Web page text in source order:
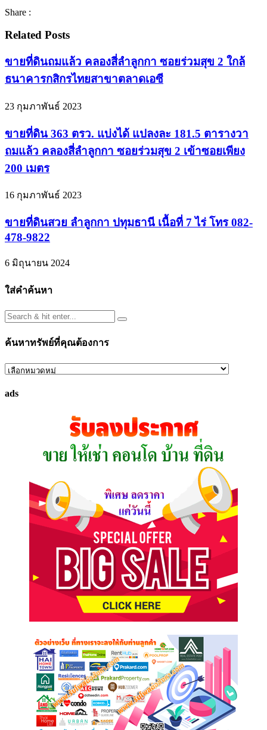
Share :
Related Posts
ขายที่ดินถมแล้ว คลองสี่ลำลูกกา ซอยร่วมสุข 2 ใกล้
ธนาคารกสิกรไทยสาขาตลาดเอซี
23 กุมภาพันธ์ 2023
ขายที่ดิน 363 ตรว. แบ่งได้ แปลงละ 181.5 ตารางวา
ถมแล้ว คลองสี่ลำลูกกา ซอยร่วมสุข 2 เข้าซอยเพียง
200 เมตร
16 กุมภาพันธ์ 2023
ขายที่ดินสวย ลำลูกกา ปทุมธานี เนื้อที่ 7 ไร่ โทร 082-
478-9822
6 มิถุนายน 2024
ใส่คำค้นหา
ค้นหาทรัพย์ที่คุณต้องการ
ค้นหา
ที่
ads